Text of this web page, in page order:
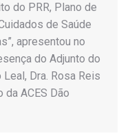
do PRR, Plano de
de Saúde
apresentou no
do Adjunto do
Leal, Dra. Rosa Reis
da ACES Dão